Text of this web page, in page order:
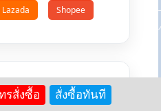
Lazada Shopee
รสั่งซื้อ สั่งซื้อทันที